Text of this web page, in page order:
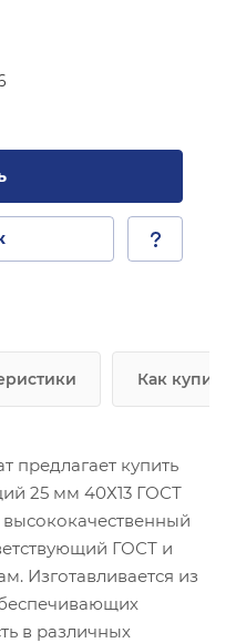
Как купить
предлагает купить
25 мм 40Х13 ГОСТ
ГОСТ и
Изготавливается из
в различных